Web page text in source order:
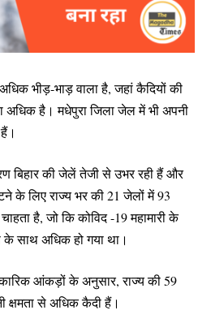
भीड़-भाड़ वाला है, जहां कैदियों की
अधिक है। मधेपुरा जिला जेल में भी अपनी
बिहार की जेलें तेजी से उभर रही हैं और
के लिए राज्य भर की 21 जेलों में 93
है, जो कि कोविद -19 महामारी के
साथ अधिक हो गया था।
आंकड़ों के अनुसार, राज्य की 59
क्षमता से अधिक कैदी हैं।